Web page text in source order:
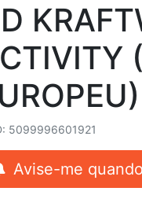
5099996601921
Avise-me